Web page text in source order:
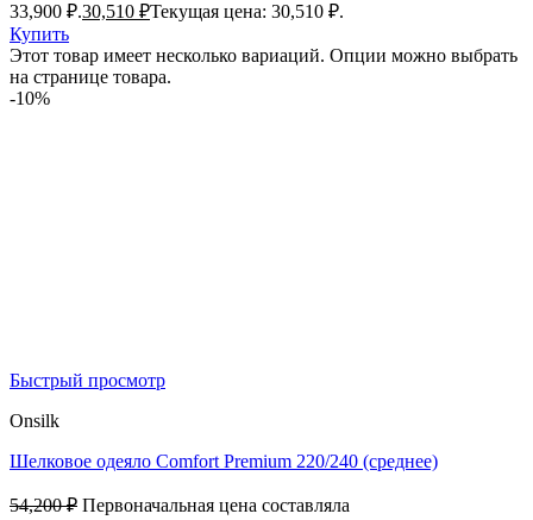
33,900 ₽.30,510 ₽Текущая цена: 30,510 ₽.
Купить
Этот товар имеет несколько вариаций. Опции можно выбрать
на странице товара.
-10%
Быстрый просмотр
Onsilk
Шелковое одеяло Comfort Premium 220/240 (среднее)
54,200₽ Первоначальная цена составляла